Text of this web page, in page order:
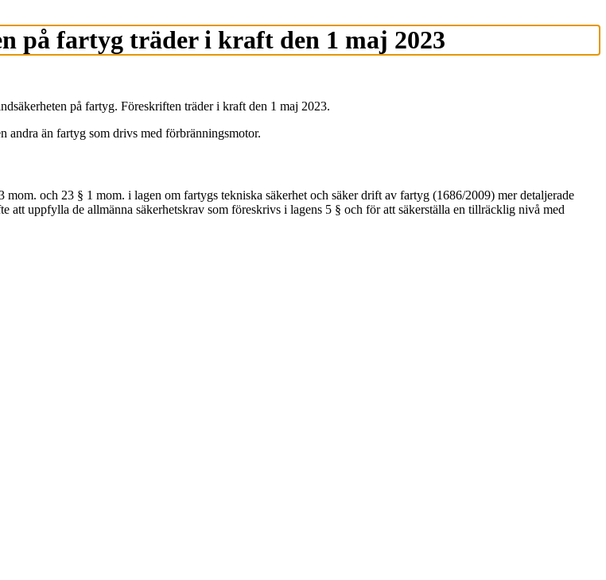
på fartyg träder i kraft den 1 maj 2023
på fartyg. Föreskriften träder i kraft den 1 maj 2023.
andra än fartyg som drivs med förbränningsmotor.
och 23 § 1 mom. i lagen om fartygs tekniska säkerhet och säker drift av fartyg (1686/2009) mer detaljerade
uppfylla de allmänna säkerhetskrav som föreskrivs i lagens 5 § och för att säkerställa en tillräcklig nivå med